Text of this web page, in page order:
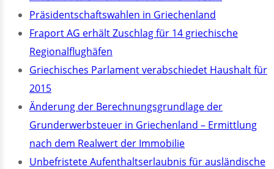
Präsidentschaftswahlen in Griechenland
Fraport AG erhält Zuschlag für 14 griechische
Regionalflughäfen
Griechisches Parlament verabschiedet Haushalt für
2015
Änderung der Berechnungsgrundlage der
Grunderwerbsteuer in Griechenland – Ermittlung
nach dem Realwert der Immobilie
Unbefristete Aufenthaltserlaubnis für ausländische